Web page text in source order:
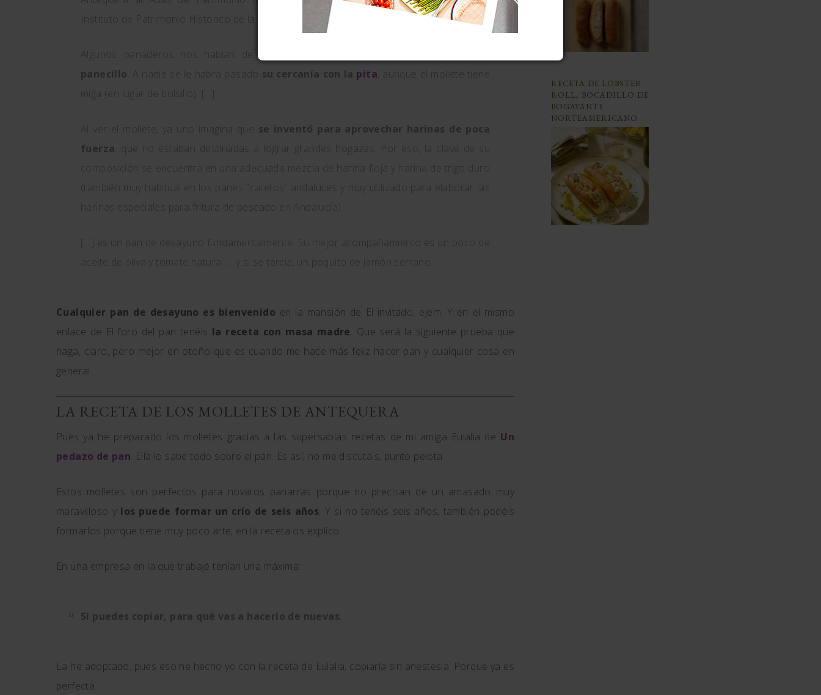
Instituto de Patrimonio Histórico de la Consejería de Cultura de Andalucía […].
Algunos panaderos nos hablan de la
panecillo
su cercanía con la pita , aunque el mollete tiene
miga (en lugar de bolsillo). […]
Al ver el mollete, ya uno imagina que se inventó para aprovechar harinas de poca
fuerza , que no estaban destinadas a lograr grandes hogazas. Por eso, la clave de su
composición se encuentra en una adecuada mezcla de harina floja y harina de trigo duro
(también muy habitual en los panes “catetos” andaluces y muy utilizado para elaborar las
harinas especiales para fritura de pescado en Andalucía).
[…] es un pan de desayuno fundamentalmente. Su mejor acompañamiento es un poco de
aceite de oliva y tomate natural … y si se tercia, un poquito de jamón serrano.
Cualquier pan de desayuno es bienvenido en la mansión de El invitado, ejem. Y en el mismo
enlace de El foro del pan tenéis la receta con masa madre. Que será la siguiente prueba que
haga, claro, pero mejor en otoño que es cuando me hace más feliz hacer pan y cualquier cosa en
general.
LA RECETA DE LOS MOLLETES DE ANTEQUERA
Pues ya he preparado los molletes gracias a las supersabias recetas de mi amiga Eulalia de Un
pedazo de pan. Ella lo sabe todo sobre el pan. Es así, no me discutáis, punto pelota.
Estos molletes son perfectos para novatos panarras porque no precisan de un amasado muy
maravilloso y los puede formar un crío de seis años. Y si no tenéis seis años, también podéis
formarlos porque tiene muy poco arte; en la receta os explico.
En una empresa en la que trabajé tenían una máxima:
Si puedes copiar, para qué vas a hacerlo de nuevas
La he adoptado, pues eso he hecho yo con la receta de Eulalia, copiarla sin anestesia. Porque ya es
perfecta.
RECETA DE LOBSTER
ROLL, BOCADILLO DE
BOGAVANTE
NORTEAMERICANO